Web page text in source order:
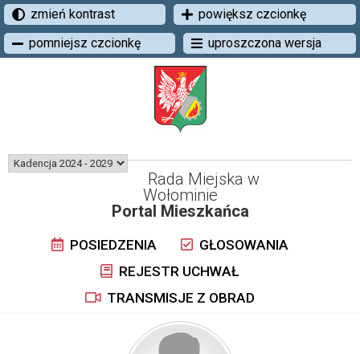
zmień kontrast
powiększ czcionkę
pomniejsz czcionkę
uproszczona wersja
Rada Miejska w
Wołominie
Portal Mieszkańca
POSIEDZENIA
GŁOSOWANIA
REJESTR UCHWAŁ
TRANSMISJE Z OBRAD